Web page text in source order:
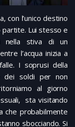
con l’unico destino
Lui stesso e
nella stiva di un
l’acqua inizia a
I soprusi della
dei soldi per non
al giorno
sta visitando
che probabilmente
sbocciando. Si